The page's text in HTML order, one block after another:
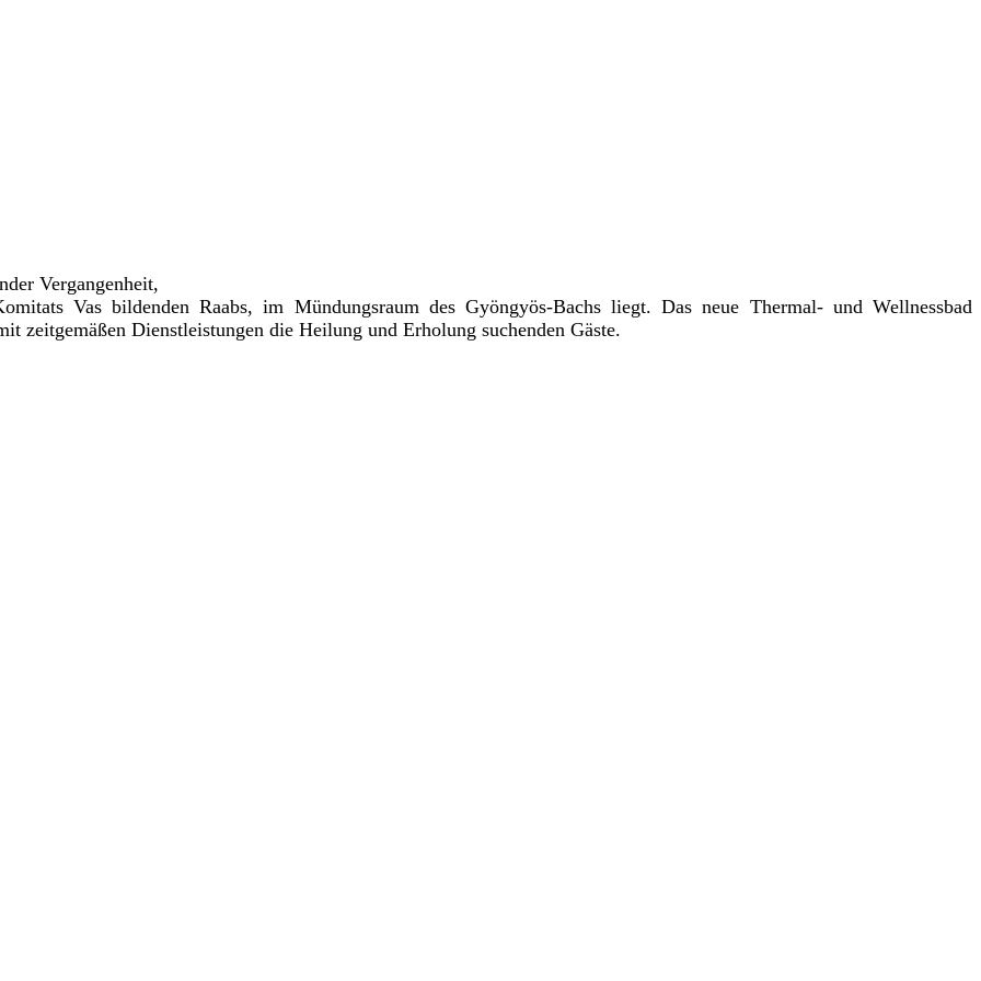
Vergangenheit,
Vas bildendenRaabs, im Mündungsraum des Gyöngyös-Bachs liegt. Das neue Thermal- und Wellnessbad
zeitgemäßen Dienstleistungen die Heilung und Erholung suchenden Gäste.